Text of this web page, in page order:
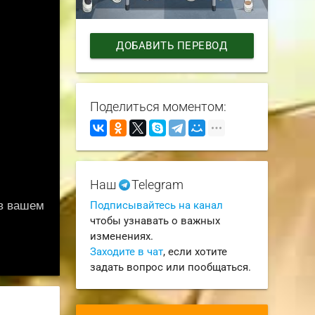
ДОБАВИТЬ ПЕРЕВОД
Поделиться моментом:
Наш Telegram
Подписывайтесь на канал
чтобы узнавать о важных
изменениях.
Заходите в чат, если хотите
задать вопрос или пообщаться.